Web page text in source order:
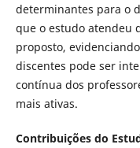
determinantes para o
que o estudo atendeu
proposto,
discentes pode ser
contínua dos
mais ativas.
Contribuições do